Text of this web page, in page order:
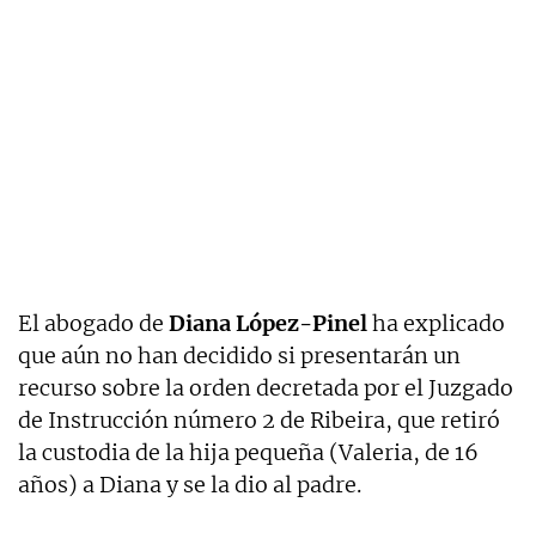
El abogado de Diana López-Pinelha explicado
que aún no han decidido si presentarán un
recurso sobre la orden decretada por el Juzgado
de Instrucción número 2 de Ribeira, que retiró
la custodia de la hija pequeña (Valeria, de 16
años) a Diana y se la dio al padre.